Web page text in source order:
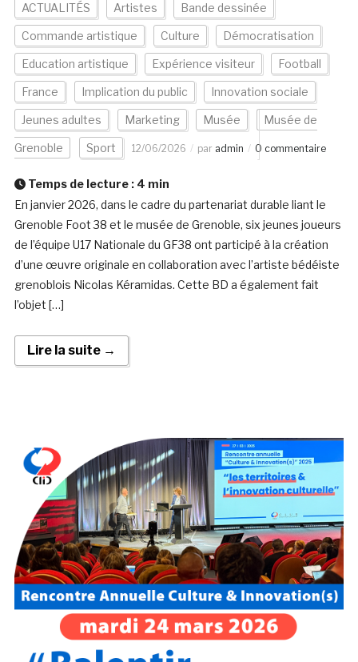
ACTUALITÉS Artistes Bande dessinée
Commande artistique Culture Démocratisation
Education artistique Expérience visiteur Football
France Implication du public Innovation sociale
Jeunes adultes Marketing Musée Musée de
Grenoble Sport 12/06/2026 par admin 0 commentaire
Temps de lecture : 4 min
En janvier 2026, dans le cadre du partenariat durable liant le
Grenoble Foot 38 et le musée de Grenoble, six jeunes joueurs
de l’équipe U17 Nationale du GF38 ont participé à la création
d’une œuvre originale en collaboration avec l’artiste bédéiste
grenoblois Nicolas Kéramidas. Cette BD a également fait
l’objet […]
Lire la suite →